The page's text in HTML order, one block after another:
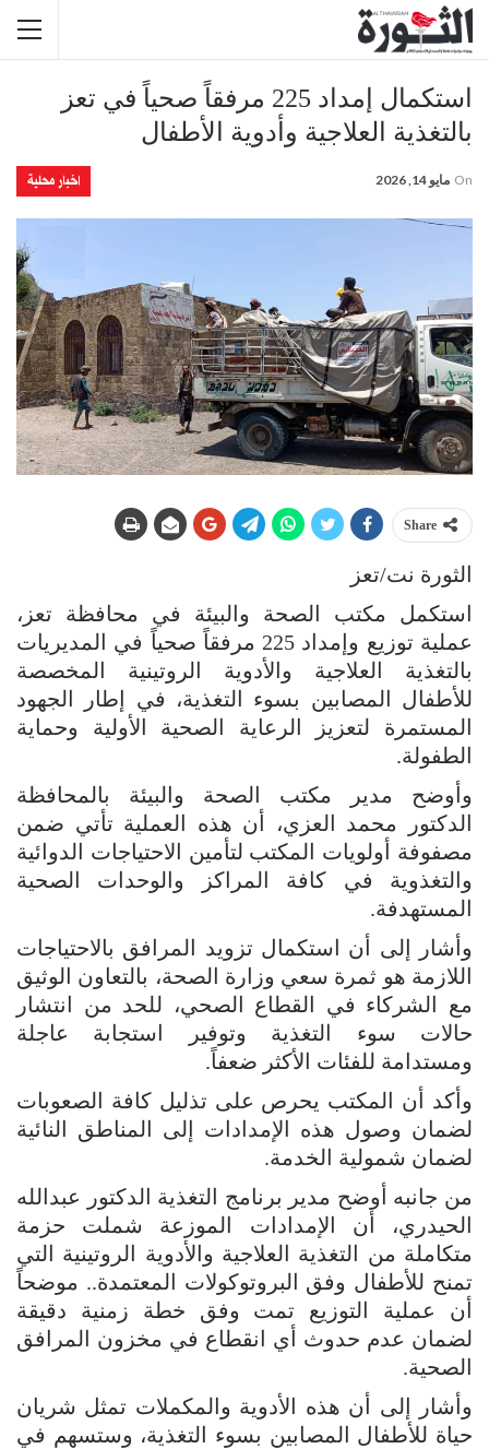
استكمال إمداد 225 مرفقاً صحياً في تعز
بالتغذية العلاجية وأدوية الأطفال
اخبار محلية On مايو 14, 2026
Share
الثورة نت/تعز
استكمل مكتب الصحة والبيئة في محافظة تعز،
عملية توزيع وإمداد 225 مرفقاً صحياً في المديريات
بالتغذية العلاجية والأدوية الروتينية المخصصة
للأطفال المصابين بسوء التغذية، في إطار الجهود
المستمرة لتعزيز الرعاية الصحية الأولية وحماية
الطفولة.
وأوضح مدير مكتب الصحة والبيئة بالمحافظة
الدكتور محمد العزي، أن هذه العملية تأتي ضمن
مصفوفة أولويات المكتب لتأمين الاحتياجات الدوائية
والتغذوية في كافة المراكز والوحدات الصحية
المستهدفة.
وأشار إلى أن استكمال تزويد المرافق بالاحتياجات
اللازمة هو ثمرة سعي وزارة الصحة، بالتعاون الوثيق
مع الشركاء في القطاع الصحي، للحد من انتشار
حالات سوء التغذية وتوفير استجابة عاجلة
ومستدامة للفئات الأكثر ضعفاً.
وأكد أن المكتب يحرص على تذليل كافة الصعوبات
لضمان وصول هذه الإمدادات إلى المناطق النائية
لضمان شمولية الخدمة.
من جانبه أوضح مدير برنامج التغذية الدكتور عبدالله
الحيدري، أن الإمدادات الموزعة شملت حزمة
متكاملة من التغذية العلاجية والأدوية الروتينية التي
تمنح للأطفال وفق البروتوكولات المعتمدة.. موضحاً
أن عملية التوزيع تمت وفق خطة زمنية دقيقة
لضمان عدم حدوث أي انقطاع في مخزون المرافق
الصحية.
وأشار إلى أن هذه الأدوية والمكملات تمثل شريان
حياة للأطفال المصابين بسوء التغذية، وستسهم في